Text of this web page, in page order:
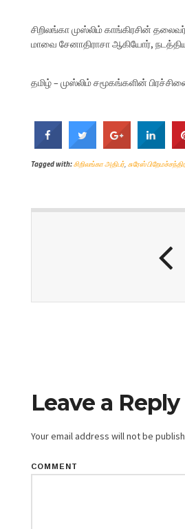
சிறிலங்கா முஸ்லிம் காங்கிரசின்
மாவை சேனாதிராசா ஆகியோர்,
தமிழ் – முஸ்லிம் சமூகங்களின்
Tagged with:சிறிலங்கா அதிபர், சுரேஸ்
Leave a Reply
Your email address will not be
COMMENT